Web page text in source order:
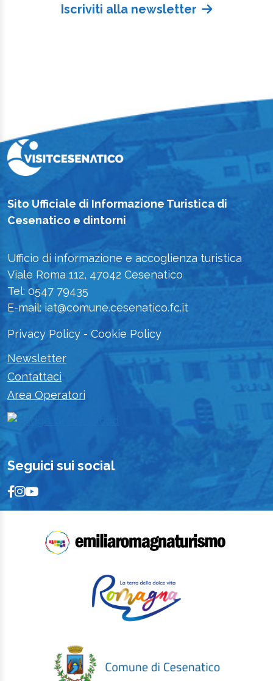
Iscriviti alla newsletter
Sito Ufficiale di Informazione Turistica di
Cesenatico e dintorni
Ufficio di informazione e accoglienza turistica
Viale Roma 112, 47042 Cesenatico
Tel: 0547 79435
E-mail: iat@comune.cesenatico.fc.it
Privacy Policy - Cookie Policy
Newsletter
Contattaci
Area Operatori
Seguici sui social